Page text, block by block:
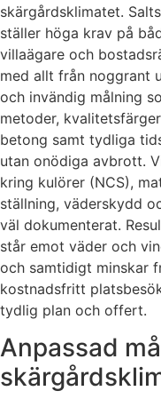
skärgårdsklimatet.
ställer höga krav på
villaägare och
med allt från noggrant
och invändig målning
metoder,
betong samt tydliga
utan onödiga avbrott.
kring kulörer (NCS),
ställning, väderskydd
väl dokumenterat.
står emot väder och
och samtidigt minskar
kostnadsfritt
tydlig plan och offert.
Anpassad